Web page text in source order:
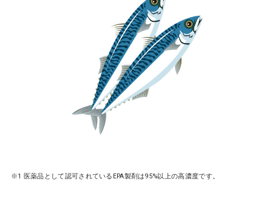
※1 医薬品として認可されているEPA製剤は95%以上の高濃度です。